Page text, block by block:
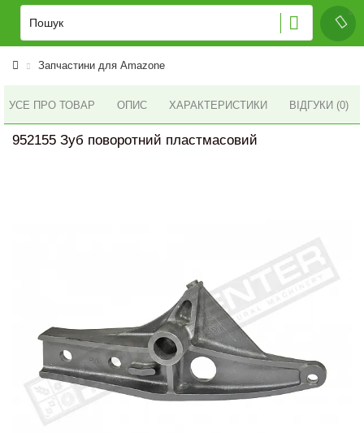
Запчастини для Amazone
УСЕ ПРО ТОВАР ОПИС ХАРАКТЕРИСТИКИ ВІДГУКИ (0)
952155 Зуб поворотний пластмасовий